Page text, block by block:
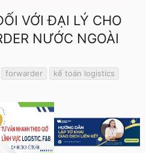
VỚI ĐẠI LÝ CHO
NƯỚC NGOÀI
ừ
ó
a
forwarder kế toán logistics